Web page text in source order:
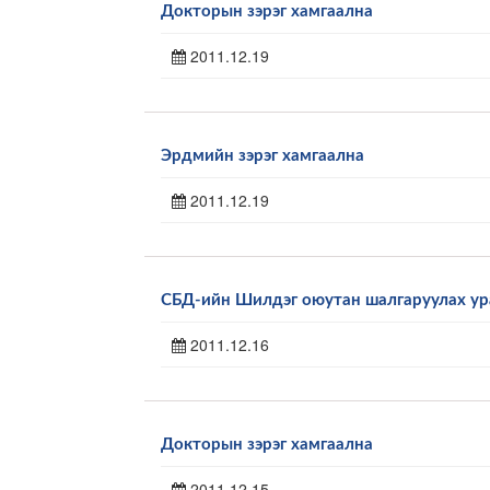
Докторын зэрэг хамгаална
2011.12.19
Эрдмийн зэрэг хамгаална
2011.12.19
СБД-ийн Шилдэг оюутан шалгаруулах
2011.12.16
Докторын зэрэг хамгаална